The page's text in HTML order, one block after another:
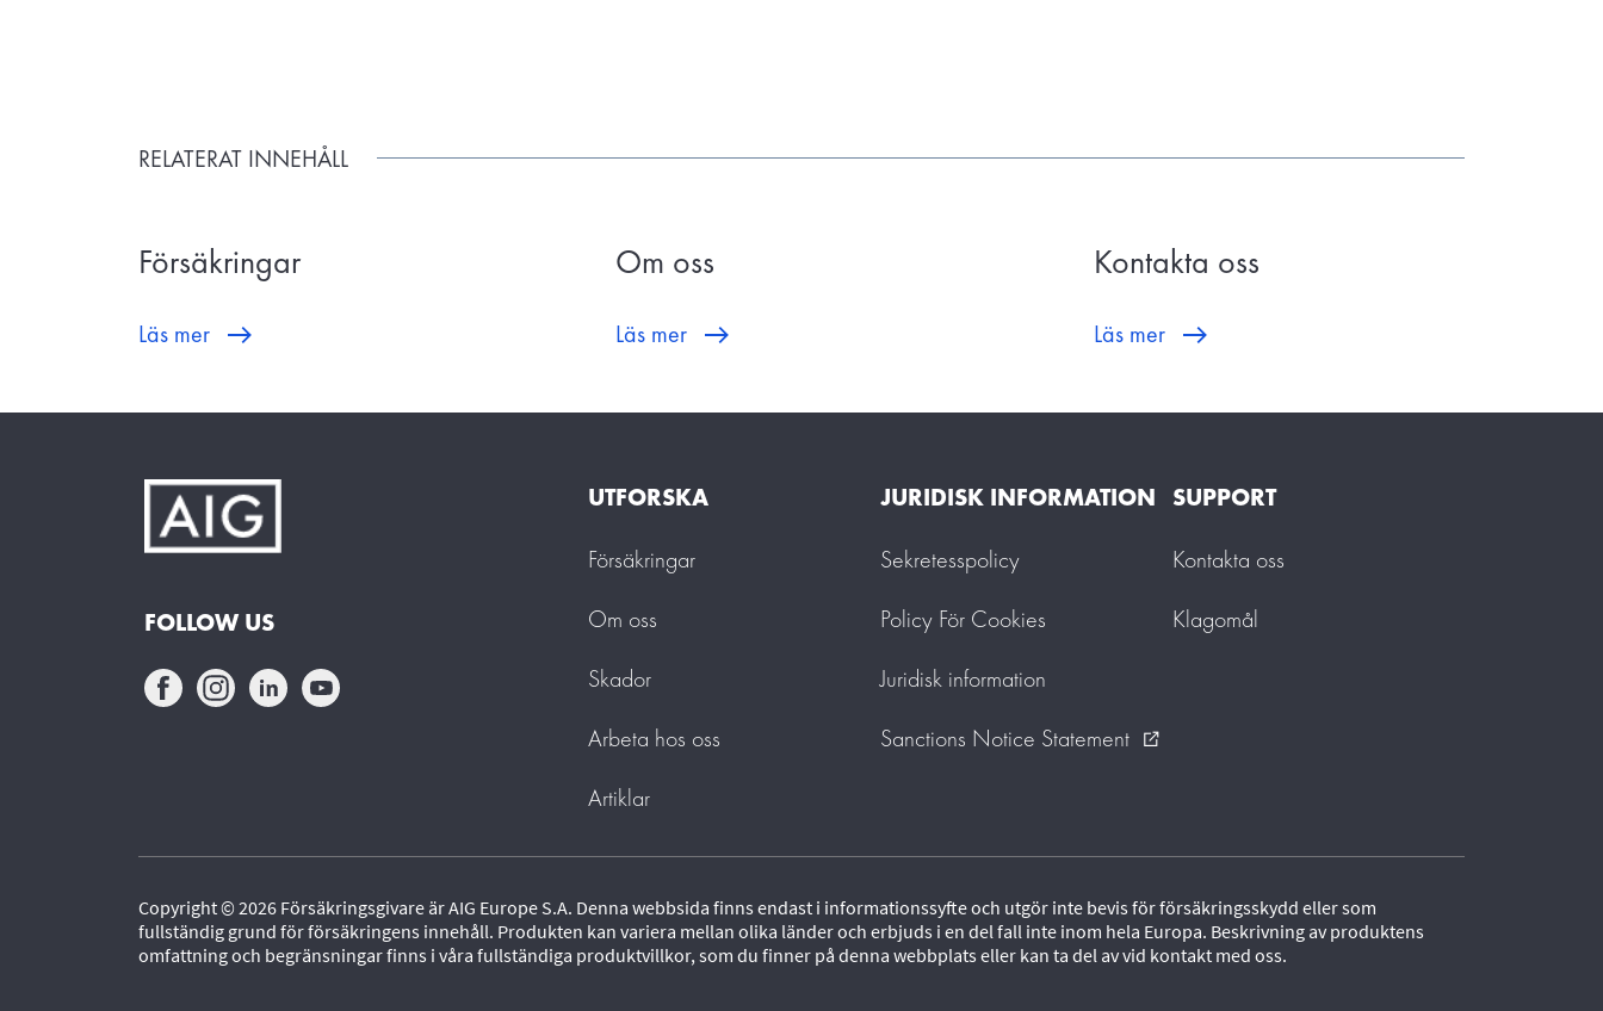
RELATERAT INNEHÅLL
Försäkringar
Läs mer
Om oss
Läs mer
Kontakta oss
Läs mer
FOLLOW US
UTFORSKA
Försäkringar
Om oss
Skador
Arbeta hos oss
Artiklar
JURIDISK INFORMATION
Sekretesspolicy
Policy För Cookies
Juridisk information
Sanctions Notice Statement
external_link
SUPPORT
Kontakta oss
Klagomål
Copyright © 2026 Försäkringsgivare är AIG Europe S.A. Denna webbsida finns endast i informationssyfte och utgör inte bevis för försäkringsskydd eller som
fullständig grund för försäkringens innehåll. Produkten kan variera mellan olika länder och erbjuds i en del fall inte inom hela Europa. Beskrivning av produktens
omfattning och begränsningar finns i våra fullständiga produktvillkor, som du finner på denna webbplats eller kan ta del av vid kontakt med oss.